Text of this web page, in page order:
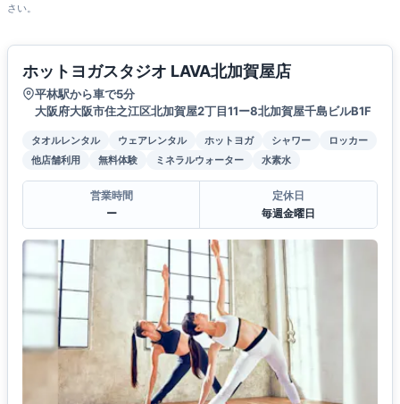
さい。
ホットヨガスタジオ LAVA北加賀屋店
平林駅から車で5分
大阪府大阪市住之江区北加賀屋2丁目11ー8北加賀屋千島ビルB1F
タオルレンタル ウェアレンタル ホットヨガ シャワー
ロッカー
他店舗利用
無料体験 ミネラルウォーター 水素水
営業時間
ー
定休日
毎週金曜日